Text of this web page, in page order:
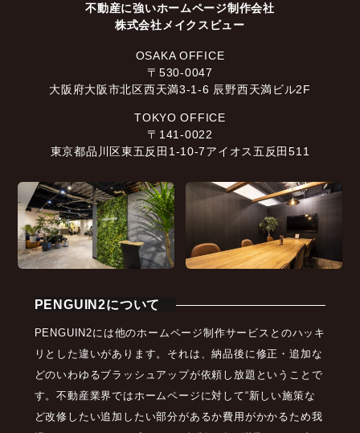
不動産に強いホームページ制作会社
株式会社メイクスビュー
OSAKA OFFICE
〒530-0047
大阪府大阪市北区西天満3-1-6 辰野西天満ビル2F
TOKYO OFFICE
〒141-0022
東京都品川区東五反田1-10-7アイオス五反田511
PENGUIN2について
PENGUIN2には他のホームページ制作サービスとのハッキ
リとした違いがあります。それは、納品後に修正・追加な
どのいわゆるブラッシュアップが依頼し放題ということで
す。不動産業界ではホームページに対して“新しい施策な
ど改修したい追加したい部分があるか費用がかかるため我